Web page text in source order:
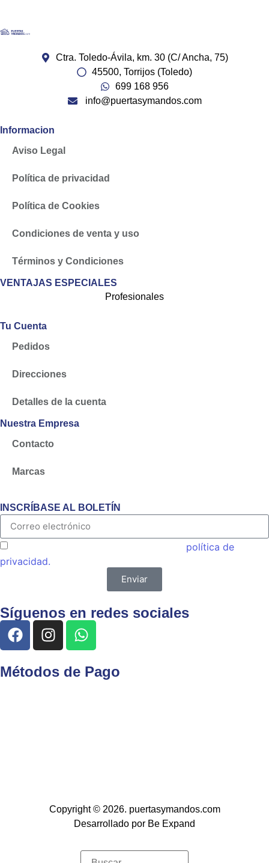
Ctra. Toledo-Ávila, km. 30 (C/ Ancha, 75)
45500, Torrijos (Toledo)
699 168 956
info@puertasymandos.com
Informacion
Aviso Legal
Política de privacidad
Política de Cookies
Condiciones de venta y uso
Términos y Condiciones
VENTAJAS ESPECIALES
Profesionales
Tu Cuenta
Pedidos
Direcciones
Detalles de la cuenta
Nuestra Empresa
Contacto
Marcas
INSCRÍBASE AL BOLETÍN
política de
privacidad.
Enviar
Síguenos en redes sociales
Métodos de Pago
Copyright © 2026. puertasymandos.com
Desarrollado por Be Expand